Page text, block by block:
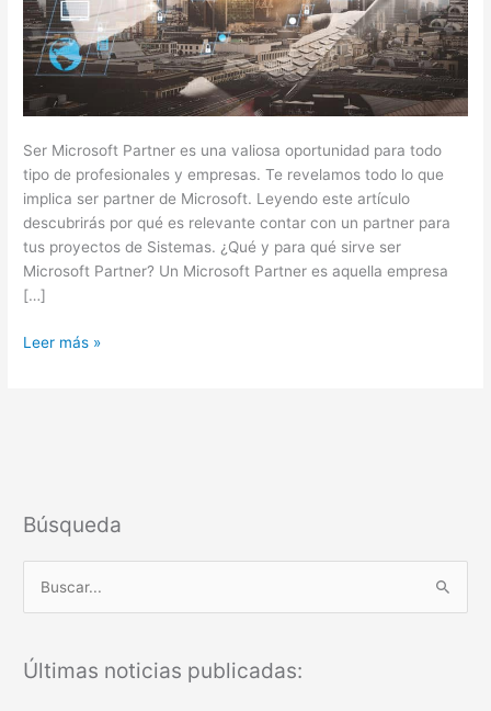
Ser Microsoft Partner es una valiosa oportunidad para todo
tipo de profesionales y empresas. Te revelamos todo lo que
implica ser partner de Microsoft. Leyendo este artículo
descubrirás por qué es relevante contar con un partner para
tus proyectos de Sistemas. ¿Qué y para qué sirve ser
Microsoft Partner? Un Microsoft Partner es aquella empresa
[…]
Leer más »
Búsqueda
c
Últimas noticias publicadas: